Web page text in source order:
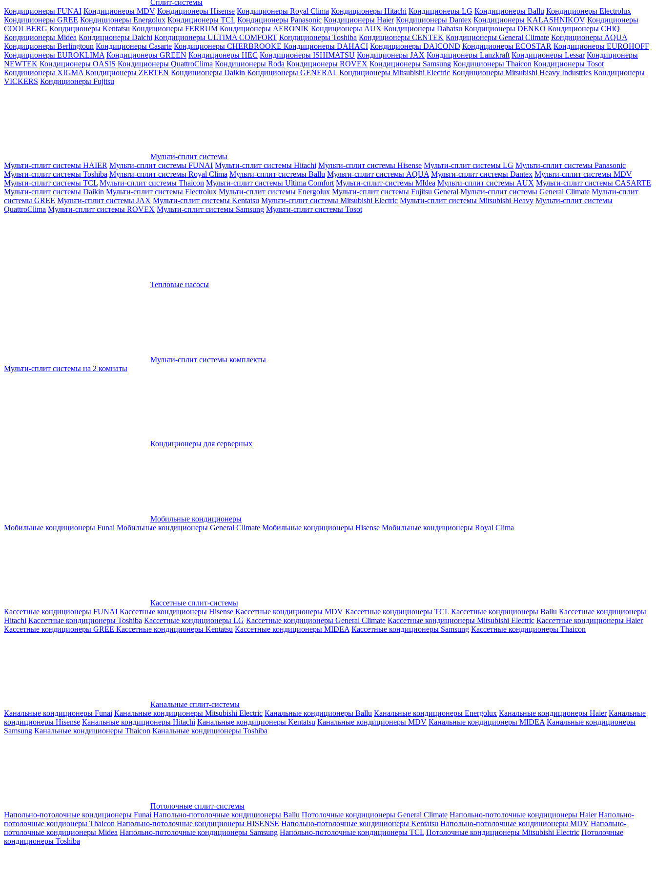
Сплит-системы
Кондиционеры FUNAI Кондиционеры MDV Кондиционеры Hisense Кондиционеры Royal Clima Кондиционеры Hitachi Кондиционеры LG Кондиционеры Ballu Кондиционеры Electrolux
Кондиционеры GREE Кондиционеры Energolux Кондиционеры TCL Кондиционеры Panasonic Кондиционеры Haier Кондиционеры Dantex Кондиционеры KALASHNIKOV Кондиционеры
СOOLBERG Кондиционеры Kentatsu Кондиционеры FERRUM Кондиционеры AERONIK Кондиционеры AUX Кондиционеры Dahatsu Кондиционеры DENKO Кондиционеры CHiQ
Кондиционеры Midea Кондиционеры Daichi Кондиционеры ULTIMA COMFORT Кондиционеры Toshiba Кондиционеры CENTEK Кондиционеры General Climate Кондиционеры AQUA
Кондиционеры Berlingtoun Кондиционеры Casarte Кондиционеры CHERBROOKE Кондиционеры DAHACI Кондиционеры DAICOND Кондиционеры ECOSTAR Кондиционеры EUROHOFF
Кондиционеры EUROKLIMA Кондиционеры GREEN Кондиционеры HEC Кондиционеры ISHIMATSU Кондиционеры JAX Кондиционеры Lanzkraft Кондиционеры Lessar Кондиционеры
NEWTEK Кондиционеры OASIS Кондиционеры QuattroClima Кондиционеры Roda Кондиционеры ROVEX Кондиционеры Samsung Кондиционеры Thaicon Кондиционеры Tosot
Кондиционеры XIGMA Кондиционеры ZERTEN Кондиционеры Daikin Кондиционеры GENERAL Кондиционеры Mitsubishi Electric Кондиционеры Mitsubishi Heavy Industries Кондиционеры
VICKERS Кондиционеры Fujitsu
Мульти-сплит системы
Мульти-сплит системы HAIER Мульти-сплит системы FUNAI Мульти-сплит системы Hitachi Мульти-сплит системы Hisense Мульти-сплит системы LG Мульти-сплит системы Panasonic
Мульти-сплит системы Toshiba Мульти-сплит системы Royal Clima Мульти-сплит системы Ballu Мульти-сплит системы AQUA Мульти-сплит системы Dantex Мульти-сплит системы MDV
Мульти-сплит системы TCL Мульти-сплит системы Thaicon Мульти-сплит системы Ultima Comfort Мульти-сплит-системы MIdea Мульти-сплит системы AUX Мульти-сплит системы CASARTE
Мульти-сплит системы Daikin Мульти-сплит системы Electrolux Мульти-сплит системы Energolux Мульти-сплит системы Fujitsu General Мульти-сплит системы General Climate Мульти-сплит
системы GREE Мульти-сплит системы JAX Мульти-сплит системы Kentatsu Мульти-сплит системы Mitsubishi Electric Мульти-сплит системы Mitsubishi Heavy Мульти-сплит системы
QuattroClima Мульти-сплит системы ROVEX Мульти-сплит системы Samsung Мульти-сплит системы Tosot
Тепловые насосы
Мульти-сплит системы комплекты
Мульти-сплит системы на 2 комнаты
Кондиционеры для серверных
Мобильные кондиционеры
Мобильные кондиционеры Funai Мобильные кондиционеры General Climate Мобильные кондиционеры Hisense Мобильные кондиционеры Royal Clima
Кассетные сплит-системы
Кассетные кондиционеры FUNAI Кассетные кондиционеры Hisense Кассетные кондиционеры MDV Кассетные кондиционеры TCL Кассетные кондиционеры Ballu Кассетные кондиционеры
Hitachi Кассетные кондиционеры Toshiba Кассетные кондиционеры LG Кассетные кондиционеры General Climate Кассетные кондиционеры Mitsubishi Electric Кассетные кондиционеры Haier
Кассетные кондиционеры GREE Кассетные кондиционеры Kentatsu Кассетные кондиционеры MIDEA Кассетные кондиционеры Samsung Кассетные кондиционеры Thaicon
Канальные сплит-системы
Канальные кондиционеры Funai Канальные кондиционеры Mitsubishi Electric Канальные кондиционеры Ballu Канальные кондиционеры Energolux Канальные кондиционеры Haier Канальные
кондиционеры Hisense Канальные кондиционеры Hitachi Канальные кондиционеры Kentatsu Канальные кондиционеры MDV Канальные кондиционеры MIDEA Канальные кондиционеры
Samsung Канальные кондиционеры Thaicon Канальные кондиционеры Toshiba
Потолочные сплит-системы
Напольно-потолочные кондиционеры Funai Напольно-потолочные кондиционеры Ballu Потолочные кондиционеры General Climate Напольно-потолочные кондиционеры Haier Напольно-
потолочные кондионеры Thaicon Напольно-потолочные кондиционеры HISENSE Напольно-потолочные кондиционеры Kentatsu Напольно-потолочные кондиционеры MDV Напольно-
потолочные кондиционеры Midea Напольно-потолочные кондиционеры Samsung Напольно-потолочные кондиционеры TCL Потолочные кондиционеры Mitsubishi Electric Потолочные
кондиционеры Toshiba